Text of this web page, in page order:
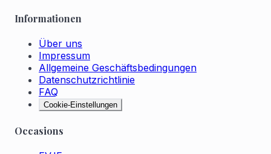
Informationen
Über uns
Impressum
Allgemeine Geschäftsbedingungen
Datenschutzrichtlinie
FAQ
Cookie-Einstellungen
Occasions